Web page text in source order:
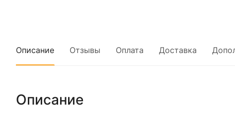
Описание Отзывы Оплата Доставка
Описание